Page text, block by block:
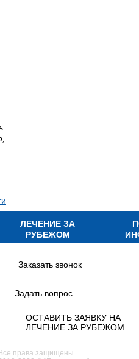
ЛЕЧЕНИЕ ЗА
РУБЕЖОМ
Заказать звонок
Задать вопрос
ОСТАВИТЬ ЗАЯВКУ НА
ЛЕЧЕНИЕ ЗА РУБЕЖОМ
Все права защищены.